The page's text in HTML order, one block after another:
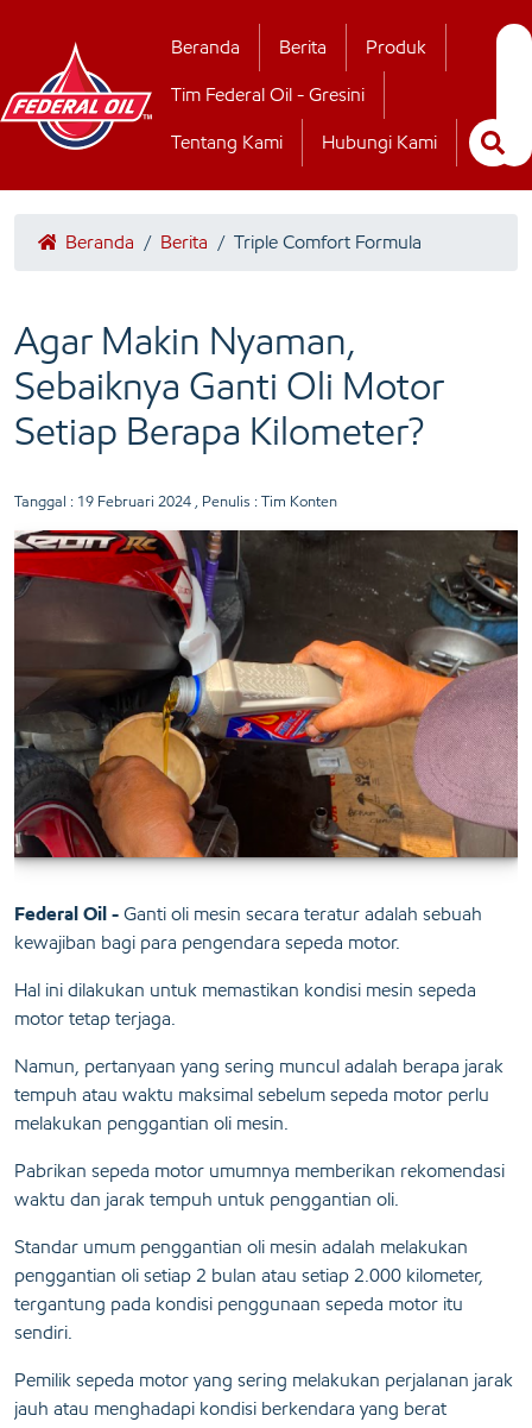
Hubungi Kamii
Beranda Berita Produk
Tim Federal Oil - Gresini
Tentang Kami Hubungi Kami
Beranda / Berita / Triple Comfort Formula
Agar Makin Nyaman,
Sebaiknya Ganti Oli Motor
Setiap Berapa Kilometer?
Tanggal : 19 Februari 2024 , Penulis : Tim Konten
Federal Oil - Ganti oli mesin secara teratur adalah sebuah
kewajiban bagi para pengendara sepeda motor.
Hal ini dilakukan untuk memastikan kondisi mesin sepeda
motor tetap terjaga.
Namun, pertanyaan yang sering muncul adalah berapa jarak
tempuh atau waktu maksimal sebelum sepeda motor perlu
melakukan penggantian oli mesin.
Pabrikan sepeda motor umumnya memberikan rekomendasi
waktu dan jarak tempuh untuk penggantian oli.
Standar umum penggantian oli mesin adalah melakukan
penggantian oli setiap 2 bulan atau setiap 2.000 kilometer,
tergantung pada kondisi penggunaan sepeda motor itu
sendiri.
Pemilik sepeda motor yang sering melakukan perjalanan jarak
jauh atau menghadapi kondisi berkendara yang berat